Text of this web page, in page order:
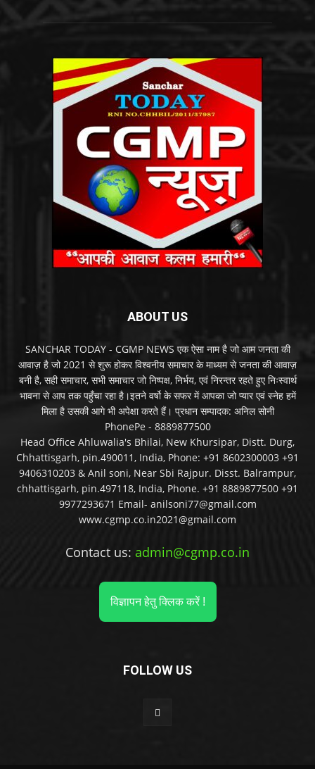
ABOUT US
SANCHAR TODAY - CGMP NEWS एक ऐसा नाम है जो आम जनता की
आवाज़ है जो 2021 से शुरू होकर विश्वनीय समाचार के माध्यम से जनता की आवाज़
बनी है, सही समाचार, सभी समाचार जो निष्पक्ष, निर्भय, एवं निरन्तर रहते हुए निःस्वार्थ
भावना से आप तक पहुँचा रहा है।इतने वर्षो के सफर में आपका जो प्यार एवं स्नेह हमें
मिला है उसकी आगे भी अपेक्षा करते हैं। प्रधान सम्पादक: अनिल सोनी
PhonePe - 8889877500
Head Office Ahluwalia's Bhilai, New Khursipar, Distt. Durg,
Chhattisgarh, pin.490011, India, Phone: +91 8602300003 +91
9406310203 & Anil soni, Near Sbi Rajpur. Disst. Balrampur,
chhattisgarh, pin.497118, India, Phone. +91 8889877500 +91
9977293671 Email- anilsoni77@gmail.com
www.cgmp.co.in2021@gmail.com
Contact us: admin@cgmp.co.in
विज्ञापन हेतु क्लिक करें !
FOLLOW US